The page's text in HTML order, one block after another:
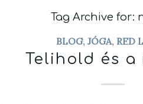
Tag Archive for:
BLOG, JÓGA, RED
Telihold és a